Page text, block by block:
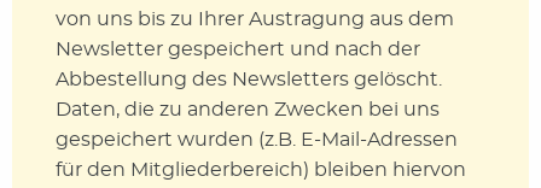
von uns bis zu Ihrer Austragung aus dem
Newsletter gespeichert und nach der
Abbestellung des Newsletters gelöscht.
Daten, die zu anderen Zwecken bei uns
gespeichert wurden (z.B. E-Mail-Adressen
für den Mitgliederbereich) bleiben hiervon